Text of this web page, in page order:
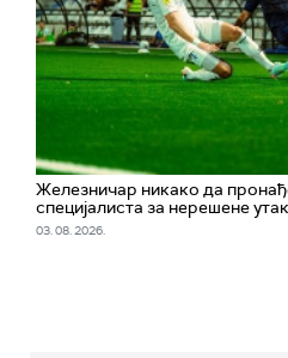
Железничар никако да
специјалиста за нерешене
03. 08. 2026.